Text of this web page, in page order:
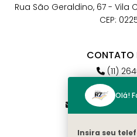
Rua São Geraldino, 67 - Vila
CEP:
CONTATO
(11)
(11)
Olá!
Insira seu